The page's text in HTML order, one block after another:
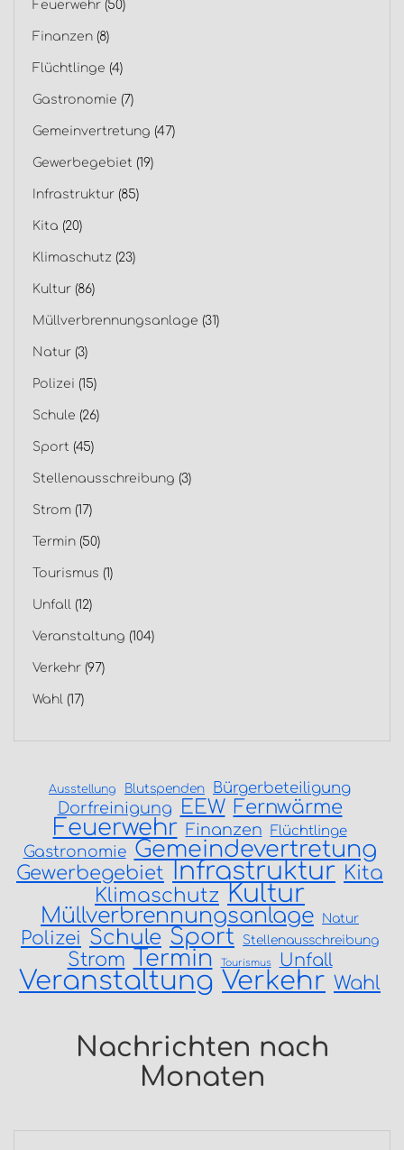
Feuerwehr (50)
Finanzen (8)
Flüchtlinge (4)
Gastronomie (7)
Gemeinvertretung (47)
Gewerbegebiet (19)
Infrastruktur (85)
Kita (20)
Klimaschutz (23)
Kultur (86)
Müllverbrennungsanlage (31)
Natur (3)
Polizei (15)
Schule (26)
Sport (45)
Stellenausschreibung (3)
Strom (17)
Termin (50)
Tourismus (1)
Unfall (12)
Veranstaltung (104)
Verkehr (97)
Wahl (17)
Ausstellung Blutspenden Bürgerbeteiligung
Dorfreinigung EEW Fernwärme
Feuerwehr Finanzen Flüchtlinge
Gastronomie Gemeindevertretung
Gewerbegebiet Infrastruktur Kita
Klimaschutz Kultur
Müllverbrennungsanlage Natur
Polizei Schule Sport Stellenausschreibung
Strom Termin Tourismus Unfall
Veranstaltung Verkehr Wahl
Nachrichten nach
Monaten